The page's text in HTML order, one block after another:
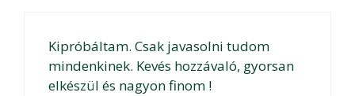
Kipróbáltam. Csak javasolni tudom
mindenkinek. Kevés hozzávaló, gyorsan
elkészül és nagyon finom !